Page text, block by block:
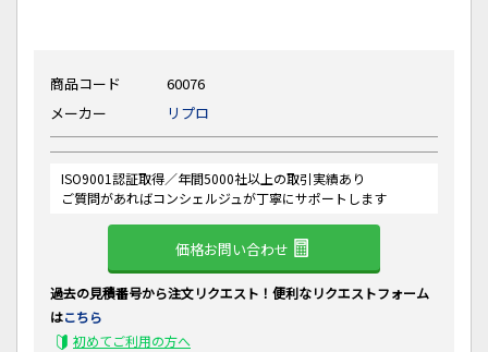
商品コード
60076
メーカー
リプロ
ISO9001認証取得／年間5000社以上の取引実績あり
ご質問があればコンシェルジュが丁寧にサポートします
価格お問い合わせ
過去の見積番号から注文リクエスト！便利なリクエストフォーム
はこちら
初めてご利用の方へ